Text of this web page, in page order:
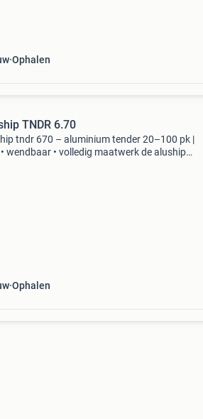
Ophalen
TNDR 6.70
tndr 670 – aluminium tender 20–100 pk |
wendbaar • volledig maatwerk de aluship
Ophalen